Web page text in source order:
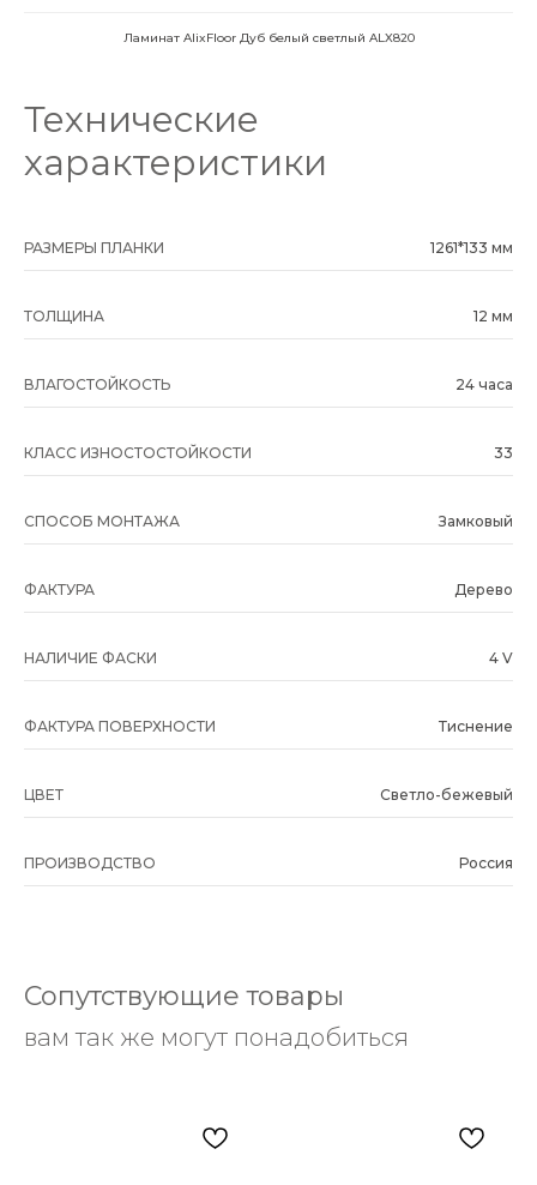
Ламинат AlixFloor Дуб белый светлый ALX820
Технические
характеристики
РАЗМЕРЫ ПЛАНКИ 1261*133 мм
ТОЛЩИНА 12 мм
ВЛАГОСТОЙКОСТЬ 24 часа
КЛАСС ИЗНОСТОСТОЙКОСТИ 33
СПОСОБ МОНТАЖА Замковый
ФАКТУРА Дерево
НАЛИЧИЕ ФАСКИ 4 V
ФАКТУРА ПОВЕРХНОСТИ Тиснение
ЦВЕТ Светло-бежевый
ПРОИЗВОДСТВО Россия
Сопутствующие товары
вам так же могут понадобиться